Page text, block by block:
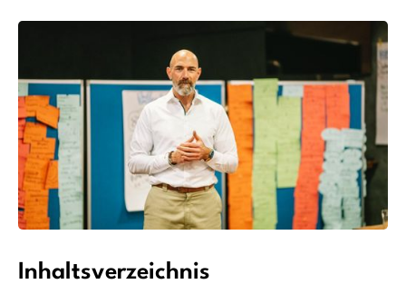
Inhaltsverzeichnis